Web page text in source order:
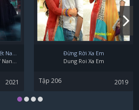
2021
Đừng Rời Xa Em
Dung Roi Xa Em
Tập 206 2019